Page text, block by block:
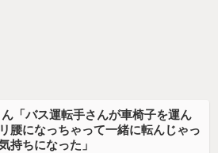
「バス運転手さんが車椅子を運ん
腰になっちゃって一緒に転んじゃっ
持ちになった」